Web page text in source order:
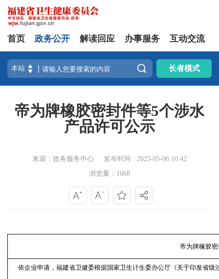
首页 政务公开 解读回应 办事服务 互动交流
 长者模式
帝为牌橡胶密封件等5个涉水
产品许可公示
来源：政务服务中心
发布时间 : 2025-05-06 10:42
浏览量：1068
帝为牌橡胶
依企业申请，福建省卫健委根据国家卫生计生委办公厅《关于印发省